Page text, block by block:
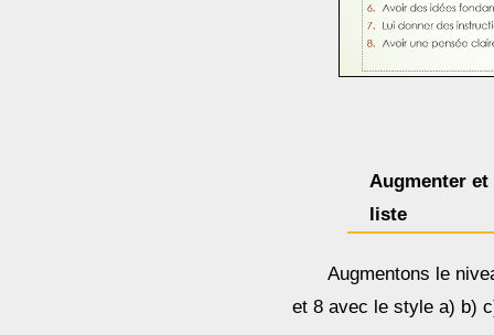
Augmenter
liste
Augmentons le
et 8 avec le style a) b)